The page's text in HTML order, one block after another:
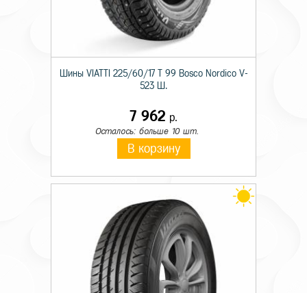
Шины VIATTI 225/60/17 T 99 Bosco Nordico V-
523 Ш.
7 962 р.
Осталось: больше 10 шт.
В корзину